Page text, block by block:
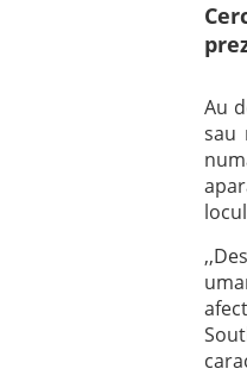
Au
sau